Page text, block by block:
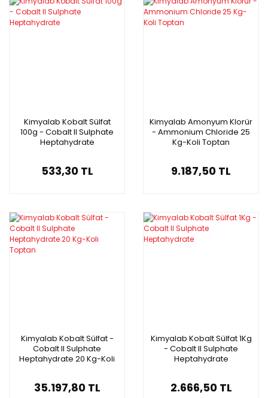
Kimyalab Kobalt Sülfat
100g - Cobalt II Sulphate
Heptahydrate
533,30 TL
Kimyalab Amonyum Klorür
- Ammonium Chloride 25
Kg-Koli Toptan
9.187,50 TL
Kimyalab Kobalt Sülfat -
Cobalt II Sulphate
Heptahydrate 20 Kg-Koli
35.197,80 TL
Kimyalab Kobalt Sülfat 1Kg
- Cobalt II Sulphate
Heptahydrate
2.666,50 TL